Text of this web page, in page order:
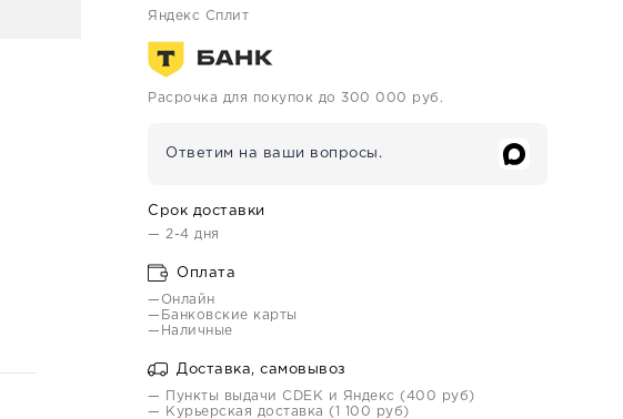
Яндекс Сплит
Расрочка для покупок до 300 000 руб.
Ответим на ваши вопросы.
Срок доставки
— 2-4 дня
Оплата
—Онлайн
—Банковские карты
—Наличные
Доставка, самовывоз
— Пункты выдачи CDEK и Яндекс (400 руб)
— Курьерская доставка (1 100 руб)